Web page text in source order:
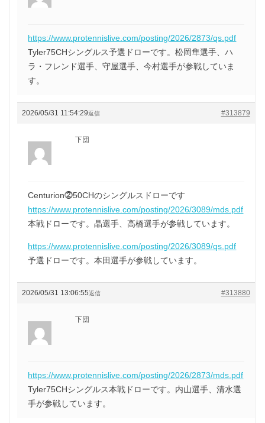
https://www.protennislive.com/posting/2026/2873/qs.pdf
Tyler75CHシングルス予選ドローです。松岡隼選手、ハ
ラ・フレンド選手、守屋選手、今村選手が参戦していま
す。
2026/05/31 11:54:29 #313879
返信
下団
Centurion⓶50CHのシングルスドローです
https://www.protennislive.com/posting/2026/3089/mds.pdf
本戦ドローです。晶選手、高橋選手が参戦しています。
https://www.protennislive.com/posting/2026/3089/qs.pdf
予選ドローです。本田選手が参戦しています。
2026/05/31 13:06:55 #313880
返信
下団
https://www.protennislive.com/posting/2026/2873/mds.pdf
Tyler75CHシングルス本戦ドローです。内山選手、清水選
手が参戦しています。